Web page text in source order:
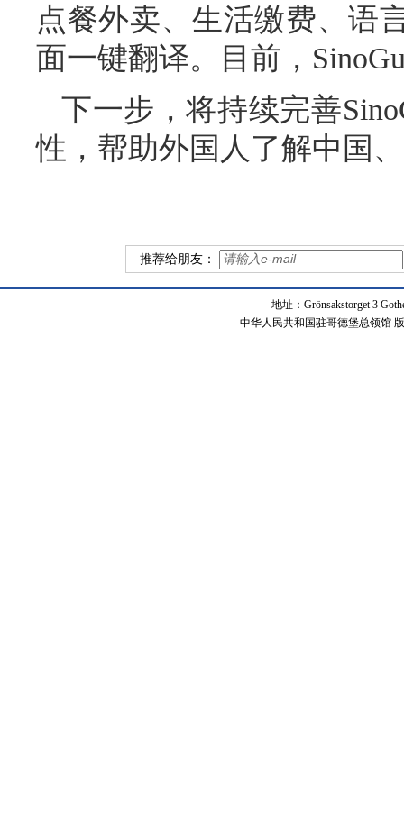
点餐外卖、生活缴费、语
面一键翻译。目前，
下一步，将持续完善
性，帮助外国人了解中国
推荐给朋友：
地址：Grönsakstorget 3
中华人民共和国驻哥德堡总领馆